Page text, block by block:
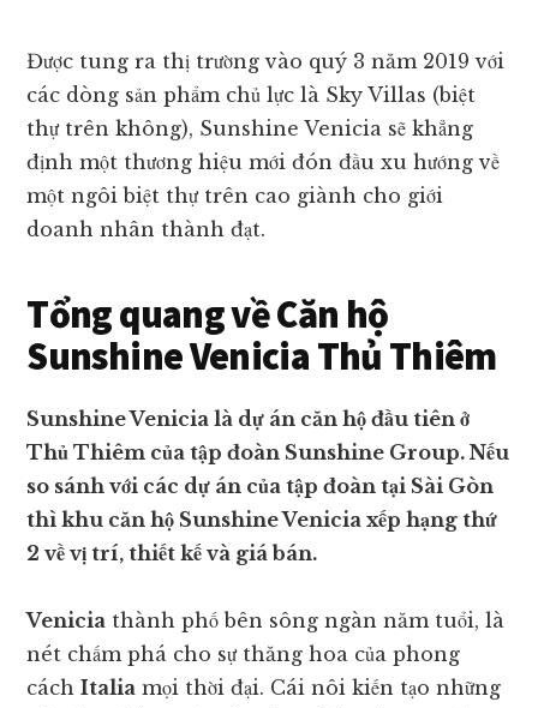
Được tung ra thị trường vào quý 3 năm 2019 với
các dòng sản phẩm chủ lực là Sky Villas (biệt
thự trên không), Sunshine Venicia sẽ khẳng
định một thương hiệu mới đón đầu xu hướng về
một ngôi biệt thự trên cao giành cho giới
doanh nhân thành đạt.
Tổng quang về Căn hộ
Sunshine Venicia Thủ Thiêm
Sunshine Venicia là dự án căn hộ đầu tiên ở
Thủ Thiêm của tập đoàn Sunshine Group. Nếu
so sánh với các dự án của tập đoàn tại Sài Gòn
thì khu căn hộ Sunshine Venicia xếp hạng thứ
2 về vị trí, thiết kế và giá bán.
Venicia thành phố bên sông ngàn năm tuổi, là
nét chấm phá cho sự thăng hoa của phong
cáchItalia mọi thời đại. Cái nôi kiến tạo những